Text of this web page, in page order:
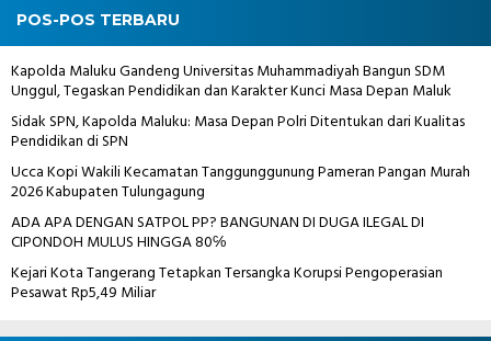
POS-POS TERBARU
Kapolda Maluku Gandeng Universitas Muhammadiyah Bangun SDM
Unggul, Tegaskan Pendidikan dan Karakter Kunci Masa Depan Maluk
Sidak SPN, Kapolda Maluku: Masa Depan Polri Ditentukan dari Kualitas
Pendidikan di SPN
Ucca Kopi Wakili Kecamatan Tanggunggunung Pameran Pangan Murah
2026 Kabupaten Tulungagung
ADA APA DENGAN SATPOL PP? BANGUNAN DI DUGA ILEGAL DI
CIPONDOH MULUS HINGGA 80℅
Kejari Kota Tangerang Tetapkan Tersangka Korupsi Pengoperasian
Pesawat Rp5,49 Miliar